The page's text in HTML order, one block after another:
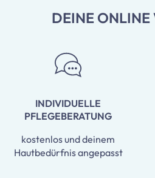
DEINE ONLINE
INDIVIDUELLE
PFLEGEBERATUNG
kostenlos und deinem
Hautbedürfnis angepasst